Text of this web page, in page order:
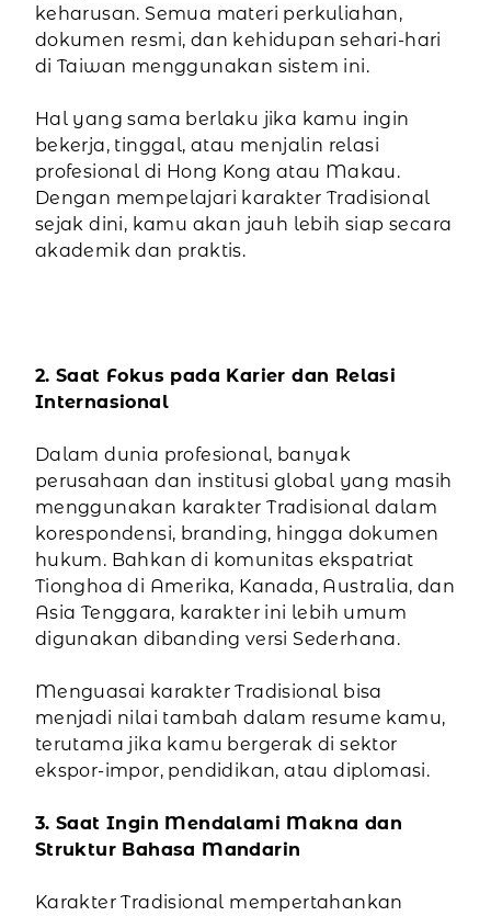
keharusan. Semua materi perkuliahan,
dokumen resmi, dan kehidupan sehari-hari
di Taiwan menggunakan sistem ini.
Hal yang sama berlaku jika kamu ingin
bekerja, tinggal, atau menjalin relasi
profesional di Hong Kong atau Makau.
Dengan mempelajari karakter Tradisional
sejak dini, kamu akan jauh lebih siap secara
akademik dan praktis.
2. Saat Fokus pada Karier dan Relasi
Internasional
Dalam dunia profesional, banyak
perusahaan dan institusi global yang masih
menggunakan karakter Tradisional dalam
korespondensi, branding, hingga dokumen
hukum. Bahkan di komunitas ekspatriat
Tionghoa di Amerika, Kanada, Australia, dan
Asia Tenggara, karakter ini lebih umum
digunakan dibanding versi Sederhana.
Menguasai karakter Tradisional bisa
menjadi nilai tambah dalam resume kamu,
terutama jika kamu bergerak di sektor
ekspor-impor, pendidikan, atau diplomasi.
3. Saat Ingin Mendalami Makna dan
Struktur Bahasa Mandarin
Karakter Tradisional mempertahankan